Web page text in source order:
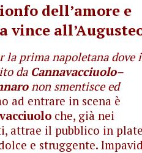
dell’amore e
vince
la prima napoletana dove
da Cannavacciuolo–
non smentisce ed
ad entrare in scena è
che, già nei
attrae il pubblico in
e struggente.